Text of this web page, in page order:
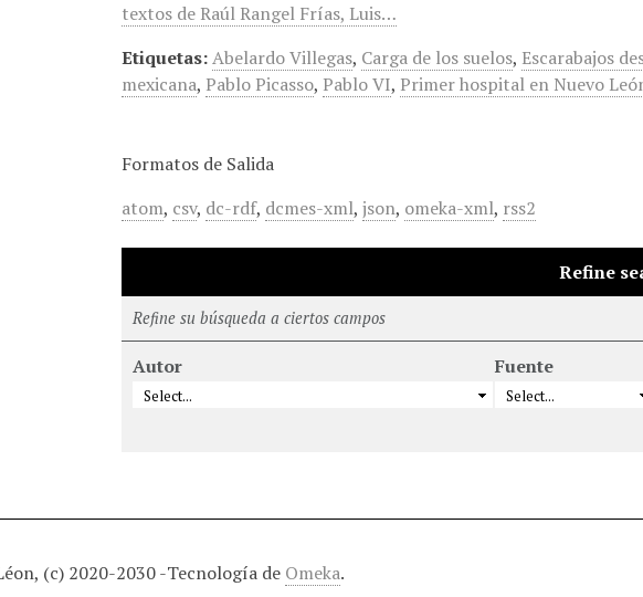
textos de Raúl Rangel Frías, Luis…
Etiquetas:Abelardo Villegas, Carga de los suelos, Escarabajos
mexicana, Pablo Picasso, Pablo VI, Primer hospital en Nuevo
Formatos de Salida
atom, csv, dc-rdf, dcmes-xml,json, omeka-xml, rss2
Refine
Refine su búsqueda a ciertos campos
Autor Fuente
(c) 2020-2030 -Tecnología de Omeka.